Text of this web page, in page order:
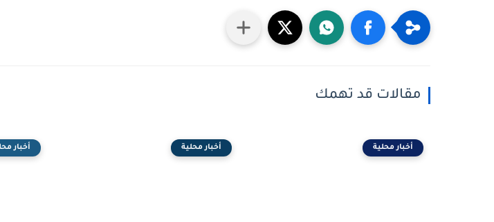
مقالات قد تهمك
أخبار محلية أخبار محلية أخبار